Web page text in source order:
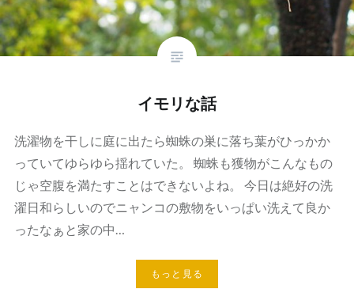
イモリな話
洗濯物を干しに庭に出たら蜘蛛の巣に落ち葉がひっかか
っていてゆらゆら揺れていた。 蜘蛛も獲物がこんなもの
じゃ空腹を満たすことはできないよね。 今日は絶好の洗
濯日和らしいのでニャンコの敷物をいっぱい洗えて良か
ったなぁと家の中…
もっと見る